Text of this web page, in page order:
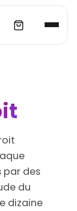
par des
du
dizaine